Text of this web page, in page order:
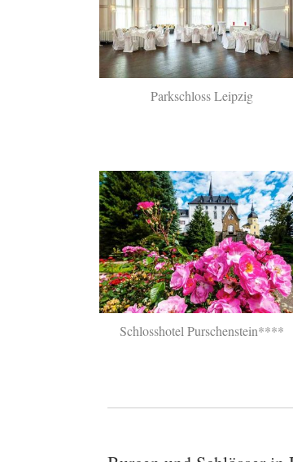
Parkschloss Leipzig
Schlosshotel Purschenstein****